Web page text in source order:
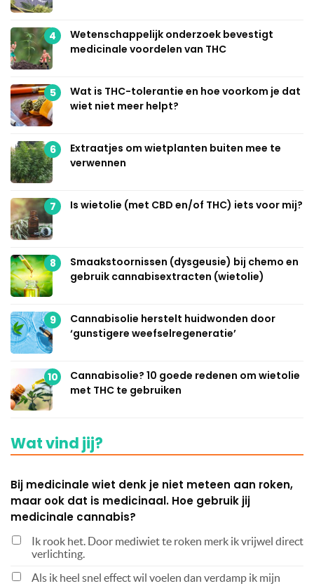
4
Wetenschappelijk onderzoek bevestigt
medicinale voordelen van THC
5
Wat is THC-tolerantie en hoe voorkom je dat
wiet niet meer helpt?
6
Extraatjes om wietplanten buiten mee te
verwennen
7 Is wietolie (met CBD en/of THC) iets voor mij?
8
Smaakstoornissen (dysgeusie) bij chemo en
gebruik cannabisextracten (wietolie)
9
Cannabisolie herstelt huidwonden door
‘gunstigere weefselregeneratie’
10
Cannabisolie? 10 goede redenen om wietolie
met THC te gebruiken
Wat vind jij?
Bij medicinale wiet denk je niet meteen aan roken,
maar ook dat is medicinaal. Hoe gebruik jij
medicinale cannabis?
Ik rook het. Door mediwiet te roken merk ik vrijwel direct
verlichting.
Als ik heel snel effect wil voelen dan verdamp ik mijn